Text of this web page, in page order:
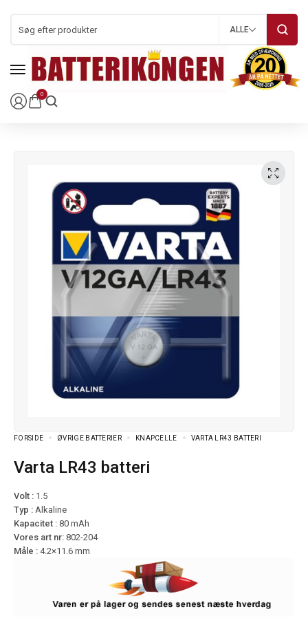
0
ALLE
FORSIDE ØVRIGE BATTERIER KNAPCELLE VARTA LR43 BATTERI
Varta LR43 batteri
Volt : 1.5
Typ : Alkaline
Kapacitet : 80 mAh
Vores art nr: 802-204
Måle : 4.2×11.6 mm